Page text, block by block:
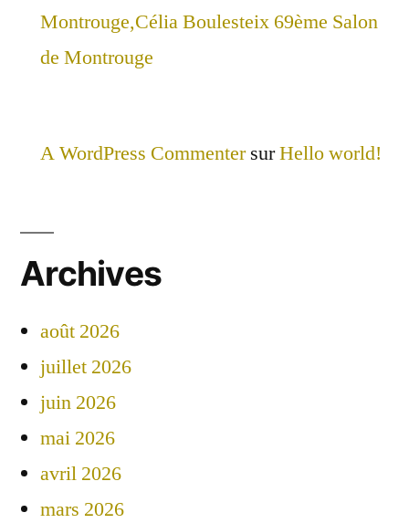
Montrouge,Célia Boulesteix 69ème Salon
de Montrouge
A WordPress CommentersurHello world!
Archives
août 2026
juillet 2026
juin 2026
mai 2026
avril 2026
mars 2026